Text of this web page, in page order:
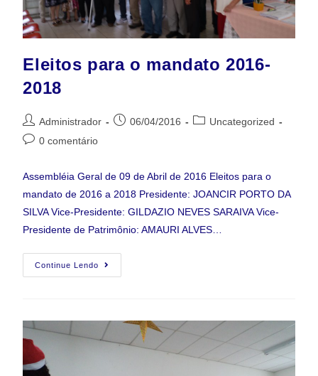
Eleitos para o mandato 2016-
2018
Administrador 06/04/2016
Uncategorized
0 comentário
Assembléia Geral de 09 de Abril de 2016 Eleitos para o
mandato de 2016 a 2018 Presidente: JOANCIR PORTO DA
SILVA Vice-Presidente: GILDAZIO NEVES SARAIVA Vice-
Presidente de Patrimônio: AMAURI ALVES…
Continue Lendo